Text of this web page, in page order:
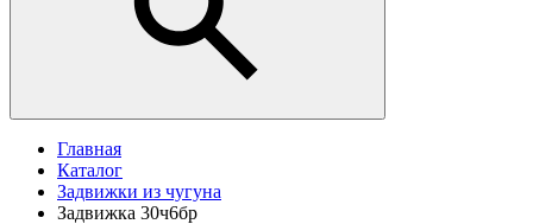
Главная
Каталог
Задвижки из чугуна
Задвижка 30ч6бр